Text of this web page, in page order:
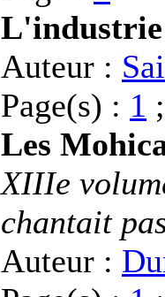
L'industrie
Auteur :
Page(s) : 1 ;
Les
XIIIe volume Chapitre VII Pourquoi le
chantait
Auteur :